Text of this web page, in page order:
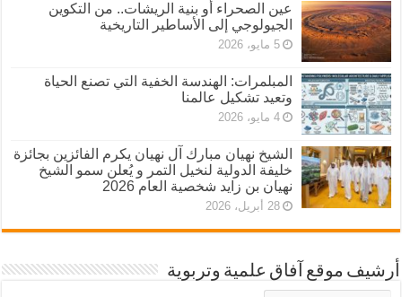
عين الصحراء أو بنية الريشات.. من التكوين
الجيولوجي إلى الأساطير التاريخية
5 مايو، 2026
المبلمرات: الهندسة الخفية التي تصنع الحياة
وتعيد تشكيل عالمنا
4 مايو، 2026
الشيخ نهيان مبارك آل نهيان يكرم الفائزين بجائزة
خليفة الدولية لنخيل التمر و يُعلن سمو الشيخ
نهيان بن زايد شخصية العام 2026
28 أبريل، 2026
أرشيف موقع آفاق علمية وتربوية